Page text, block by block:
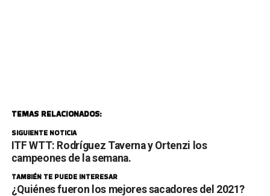
TEMAS RELACIONADOS:
SIGUIENTE NOTICIA
ITF WTT: Rodríguez Taverna y Ortenzi los
campeones de la semana.
TAMBIÉN TE PUEDE INTERESAR
¿Quiénes fueron los mejores sacadores del 2021?